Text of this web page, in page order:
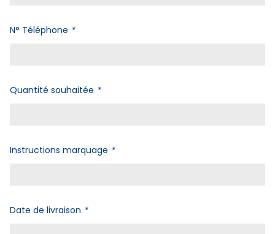
N° Téléphone *
Quantité souhaitée *
Instructions marquage *
Date de livraison *